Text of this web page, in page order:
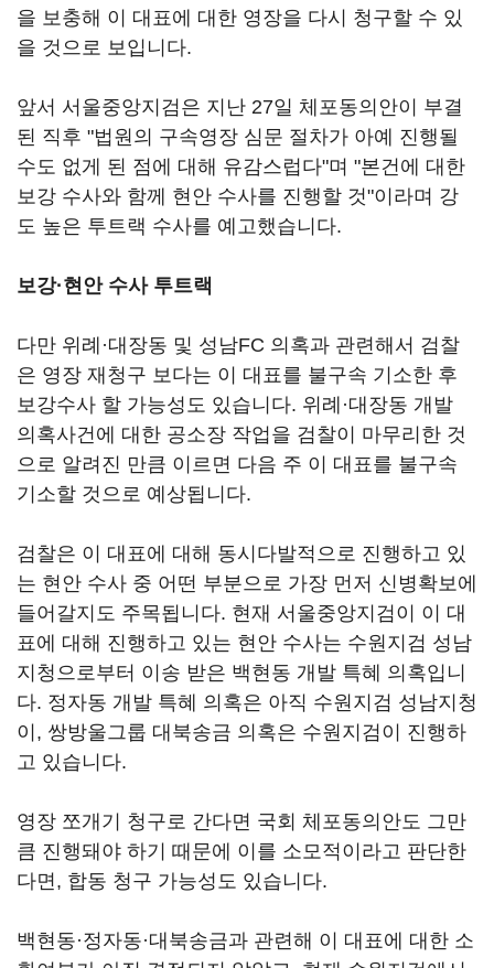
을 보충해 이 대표에 대한 영장을 다시 청구할 수 있
을 것으로 보입니다.
앞서 서울중앙지검은 지난 27일 체포동의안이 부결
된 직후 "법원의 구속영장 심문 절차가 아예 진행될
수도 없게 된 점에 대해 유감스럽다"며 "본건에 대한
보강 수사와 함께 현안 수사를 진행할 것"이라며 강
도 높은 투트랙 수사를 예고했습니다.
보강·현안 수사 투트랙
다만 위례·대장동 및 성남FC 의혹과 관련해서 검찰
은 영장 재청구 보다는 이 대표를 불구속 기소한 후
보강수사 할 가능성도 있습니다. 위례·대장동 개발
의혹사건에 대한 공소장 작업을 검찰이 마무리한 것
으로 알려진 만큼 이르면 다음 주 이 대표를 불구속
기소할 것으로 예상됩니다.
검찰은 이 대표에 대해 동시다발적으로 진행하고 있
는 현안 수사 중 어떤 부분으로 가장 먼저 신병확보에
들어갈지도 주목됩니다. 현재 서울중앙지검이 이 대
표에 대해 진행하고 있는 현안 수사는 수원지검 성남
지청으로부터 이송 받은 백현동 개발 특혜 의혹입니
다. 정자동 개발 특혜 의혹은 아직 수원지검 성남지청
이, 쌍방울그룹 대북송금 의혹은 수원지검이 진행하
고 있습니다.
영장 쪼개기 청구로 간다면 국회 체포동의안도 그만
큼 진행돼야 하기 때문에 이를 소모적이라고 판단한
다면, 합동 청구 가능성도 있습니다.
백현동·정자동·대북송금과 관련해 이 대표에 대한 소